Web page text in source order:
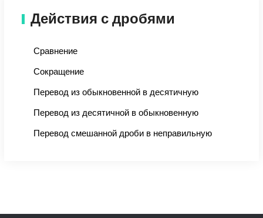
Действия с дробями
Сравнение
Сокращение
Перевод из обыкновенной в десятичную
Перевод из десятичной в обыкновенную
Перевод смешанной дроби в неправильную